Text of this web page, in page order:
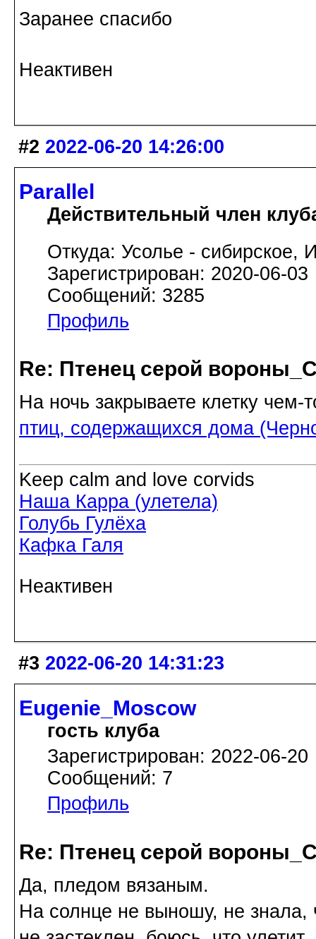
Заранее спасибо
Неактивен
#2 2022-06-20 14:26:00
Parallel
Действительный член
Откуда: Усолье - сибирское,
Зарегистрирован: 2020-06-03
Сообщений: 3285
Профиль
Re: Птенец серой
На ночь закрываете клетку чем-
птиц, содержащихся дома
Keep calm and love corvids
Наша Карра (улетела)
Голубь Гулёха
Кафка Галя
Неактивен
#3 2022-06-20 14:31:23
Eugenie_Moscow
гость клуба
Зарегистрирован: 2022-06-20
Сообщений: 7
Профиль
Re: Птенец серой
Да, пледом вязаным.
На солнце не выношу, не знала,